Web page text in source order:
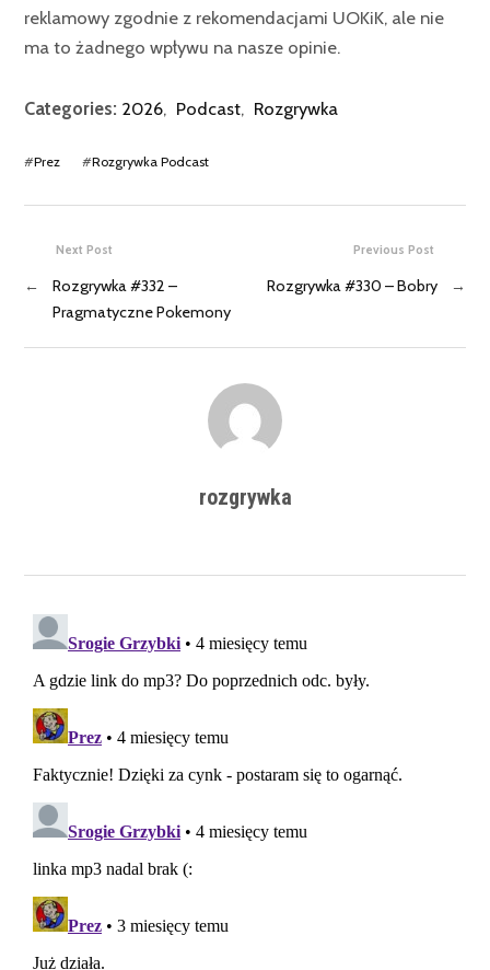
reklamowy zgodnie z rekomendacjami UOKiK, ale nie
ma to żadnego wpływu na nasze opinie.
Categories: 2026, Podcast, Rozgrywka
#Prez #Rozgrywka Podcast
Previous Post
Rozgrywka #330 – Bobry →
Next Post
←
Rozgrywka #332 –
Pragmatyczne Pokemony
rozgrywka